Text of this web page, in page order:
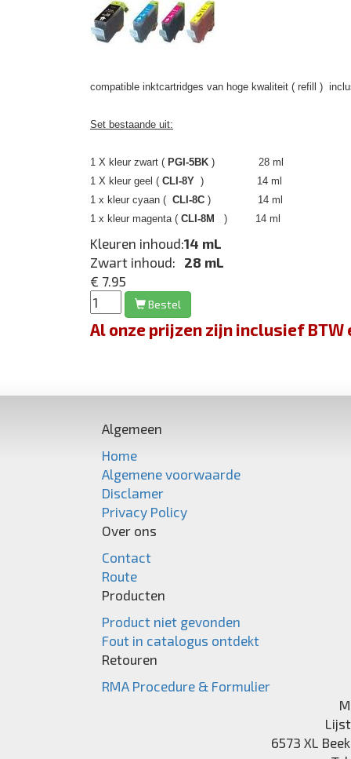
compatible inktcartridges van hoge kwaliteit ( refill )
Set bestaande uit:
1 X kleur zwart ( PGI-5BK ) 28 ml
1 X kleur geel ( CLI-8Y ) 14 ml
1 x kleur cyaan ( CLI-8C ) 14 ml
1 x kleur magenta ( CLI-8M ) 14 ml
Kleuren inhoud:14 mL
Zwart inhoud:
28 mL
€ 7.95
Bestel
Al onze prijzen zijn inclusief
Algemeen
Home
Algemene voorwaarde
Disclamer
Privacy Policy
Over ons
Contact
Route
Producten
Product niet gevonden
Fout in catalogus ontdekt
Retouren
RMA Procedure & Formulier
6573 XL